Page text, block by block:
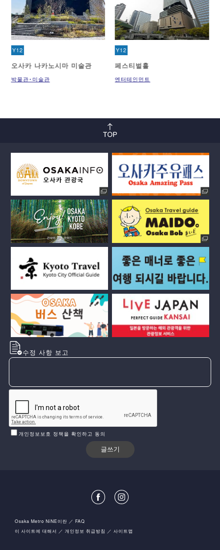
Y12
오사카 나카노시마 미술관
박물관･미술관
Y12
페스티벌홀
엔터테인먼트
수정 사항 보고
개인정보보호 정책을 확인하고 동의
Osaka Metro NiNE이란
FAQ
이 사이트에 대해서
개인정보 취급방침 사이트맵